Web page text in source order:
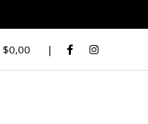
$0,00